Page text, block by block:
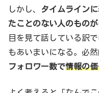
しかし、
タイムライン
たことのない人のものが
目を見て話している訳
もあいまいになる。必然
フォロワー数で情報の